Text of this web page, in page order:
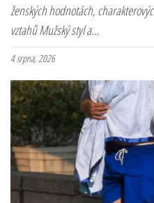
ženských hodnotách,
vztahů Mužský styl a…
4 srpna, 2026